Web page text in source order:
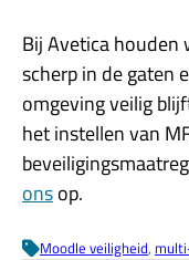
Bij Avetica houden
scherp in de gaten
omgeving veilig
het instellen van
onsop.
Moodle veiligheid,